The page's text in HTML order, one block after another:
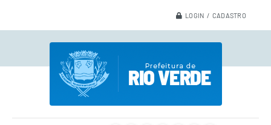
LOGIN / CADASTRO